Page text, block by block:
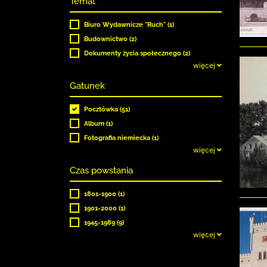
Biuro Wydawnicze "Ruch" (1)
Budownictwo (2)
Dokumenty życia społecznego (2)
więcej
Gatunek
Pocztówka (51)
Album (1)
Fotografia niemiecka (1)
więcej
Czas powstania
1801-1900 (1)
1901-2000 (1)
1945-1989 (9)
więcej